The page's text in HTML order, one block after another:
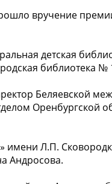
вручение
детская
библиотека
Беляевской
Оренбургской
имени Л.П.
Андросова.